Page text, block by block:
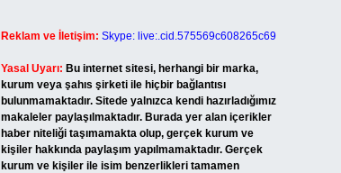
Reklam ve İletişim: Skype: live:.cid.575569c608265c69
Yasal Uyarı: Bu internet sitesi, herhangi bir marka,
kurum veya şahıs şirketi ile hiçbir bağlantısı
bulunmamaktadır. Sitede yalnızca kendi hazırladığımız
makaleler paylaşılmaktadır. Burada yer alan içerikler
haber niteliği taşımamakta olup, gerçek kurum ve
kişiler hakkında paylaşım yapılmamaktadır. Gerçek
kurum ve kişiler ile isim benzerlikleri tamamen